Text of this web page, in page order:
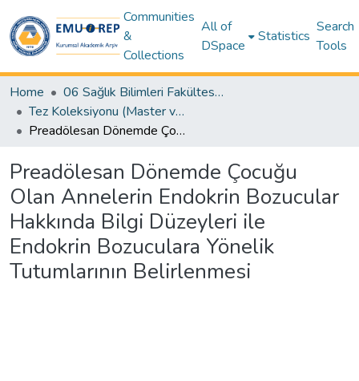
Communities
&
Collections
All of
DSpace
Statistics
Search
Tools
Home
06 Sağlık Bilimleri Fakültesi (Faculty of Health Sciences)
Tez Koleksiyonu (Master ve Doktora) – Sağlık Bilimleri / Theses (Master’s and Ph.D.) – Health Sciences
Preadölesan Dönemde Çocuğu Olan Annelerin Endokrin Bozucular Hakkında Bilgi Düzeyleri ile Endokrin Bozuculara Yönelik Tutumlarının Belirlenmesi
Preadölesan Dönemde Çocuğu
Olan Annelerin Endokrin Bozucular
Hakkında Bilgi Düzeyleri ile
Endokrin Bozuculara Yönelik
Tutumlarının Belirlenmesi